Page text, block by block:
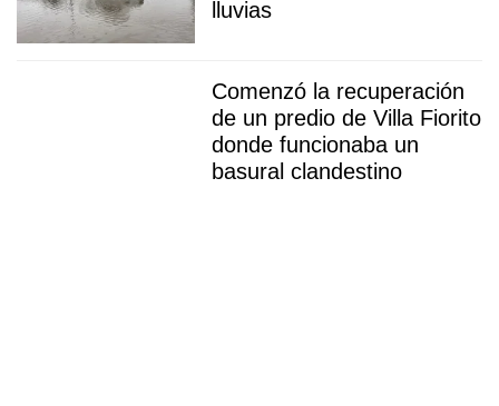
lluvias
Comenzó la recuperación
de un predio de Villa Fiorito
donde funcionaba un
basural clandestino